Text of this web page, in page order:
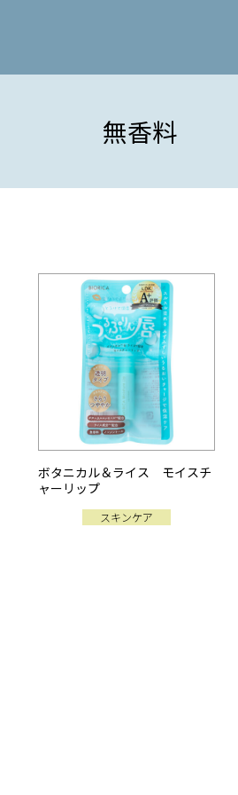
無香料
ボタニカル＆ライス モイスチ
ャーリップ
スキンケア